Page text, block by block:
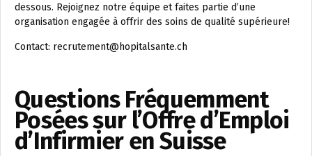
dessous. Rejoignez notre équipe et faites partie d’une
organisation engagée à offrir des soins de qualité supérieure!
Contact: recrutement@hopitalsante.ch
Questions Fréquemment
Posées sur l’Offre d’Emploi
d’Infirmier en Suisse